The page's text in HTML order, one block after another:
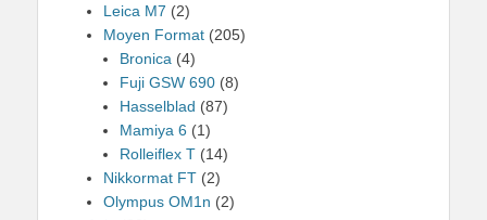
Leica M7 (2)
Moyen Format (205)
Bronica (4)
Fuji GSW 690 (8)
Hasselblad (87)
Mamiya 6 (1)
Rolleiflex T (14)
Nikkormat FT (2)
Olympus OM1n (2)